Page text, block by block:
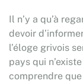
Il n’y a qu’à
devoir
l’éloge grivois
pays qui
comprendre